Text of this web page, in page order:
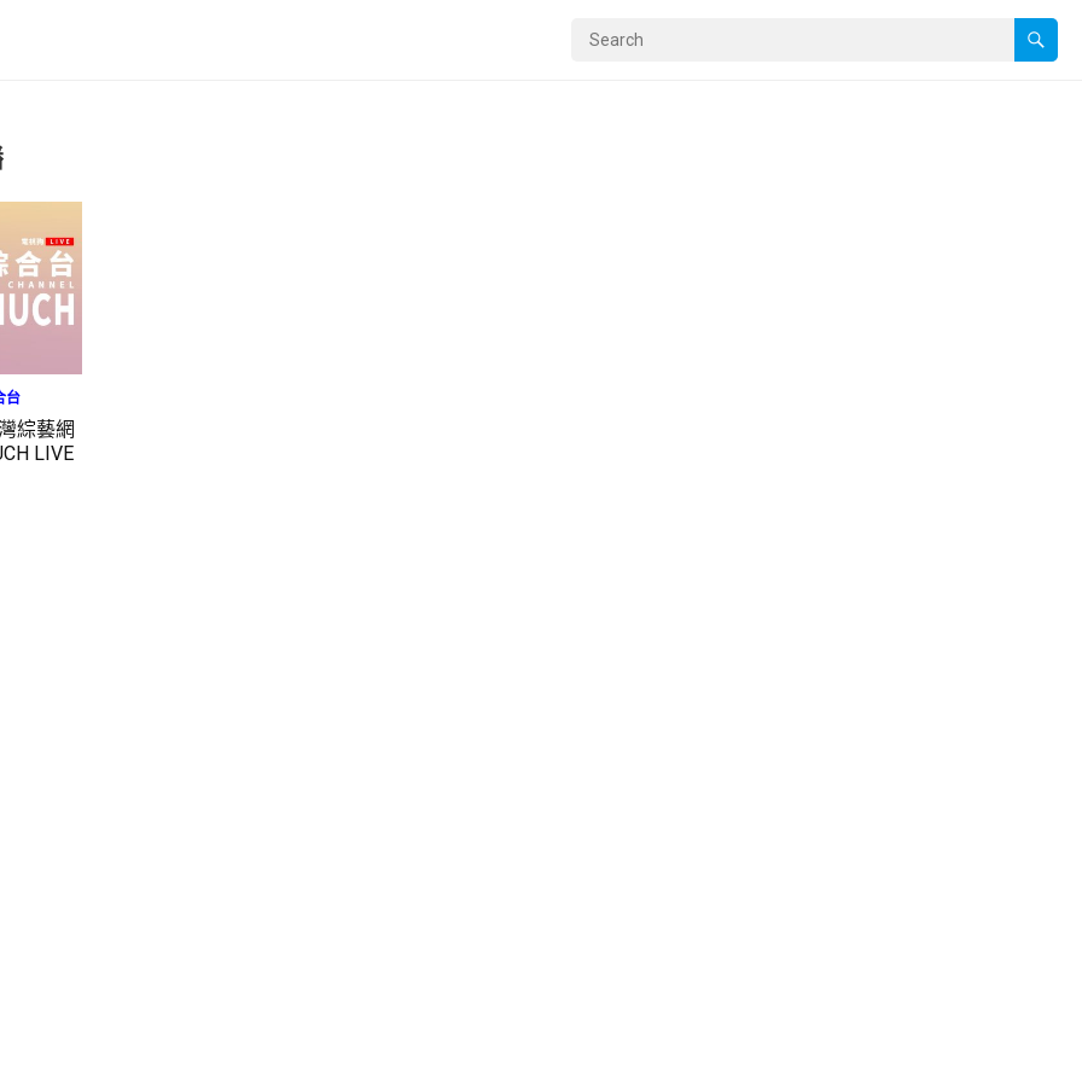
台
綜藝網
LIVE